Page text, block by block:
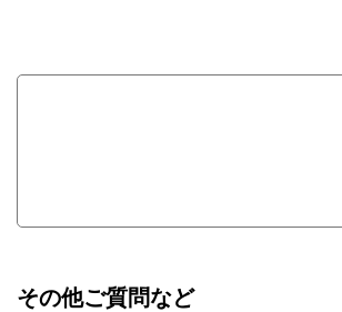
その他ご質問など